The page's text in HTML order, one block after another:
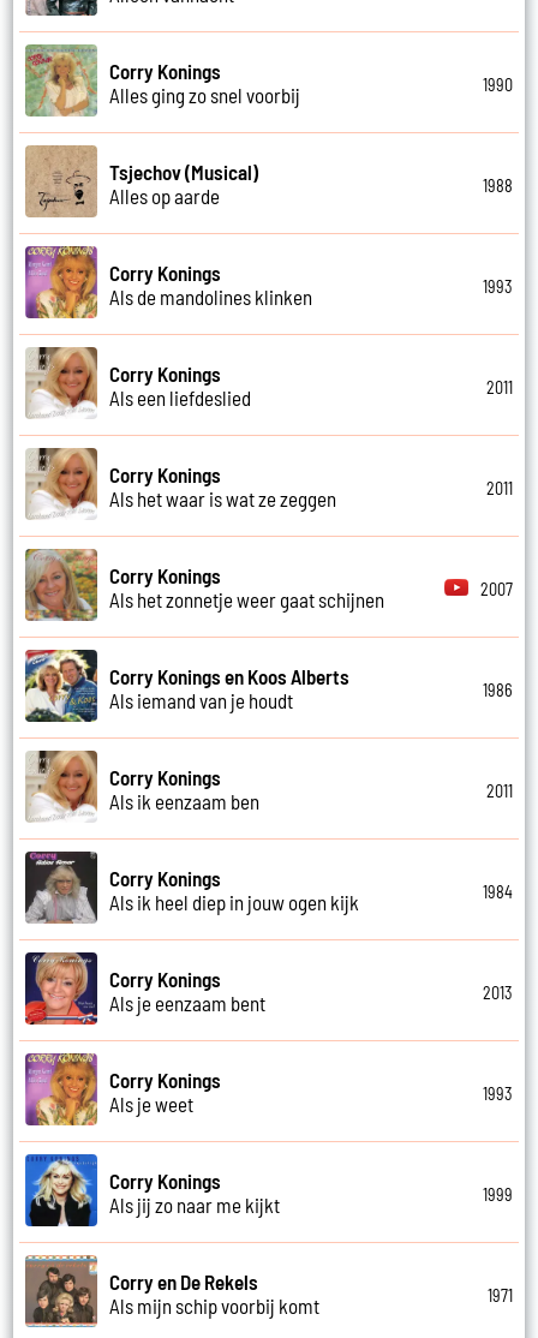
Corry Konings
Alles ging zo snel voorbij
1990
Tsjechov (Musical)
Alles op aarde
1988
Corry Konings
Als de mandolines klinken
1993
Corry Konings
Als een liefdeslied
2011
Corry Konings
Als het waar is wat ze zeggen
2011
Corry Konings
Als het zonnetje weer gaat schijnen
2007
Corry Konings en Koos Alberts
Als iemand van je houdt
1986
Corry Konings
Als ik eenzaam ben
2011
Corry Konings
Als ik heel diep in jouw ogen kijk
1984
Corry Konings
Als je eenzaam bent
2013
Corry Konings
Als je weet
1993
Corry Konings
Als jij zo naar me kijkt
1999
Corry en De Rekels
Als mijn schip voorbij komt
1971